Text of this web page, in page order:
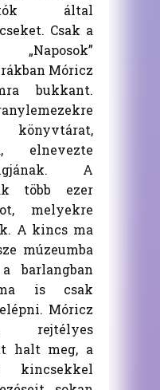
által
Csak a
Móricz
bukkant.
elnevezte
A
több ezer
melyekre
A kincs ma
múzeumba
barlangban
is csak
Móricz
rejtélyes
halt meg, a
kincsekkel